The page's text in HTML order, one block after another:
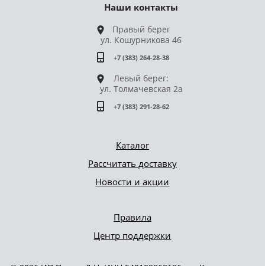
Правила
Центр поддержки
Каталог
Рассчитать доставку
Новости и акции
Наши контакты
Правый берег
ул. Кошурникова 46
+7 (383) 264-28-38
Левый берег:
ул. Толмачевская 2а
+7 (383) 291-28-62